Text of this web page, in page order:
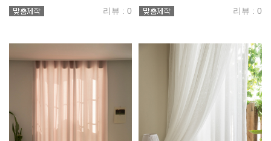
리뷰 : 0 리뷰 : 0